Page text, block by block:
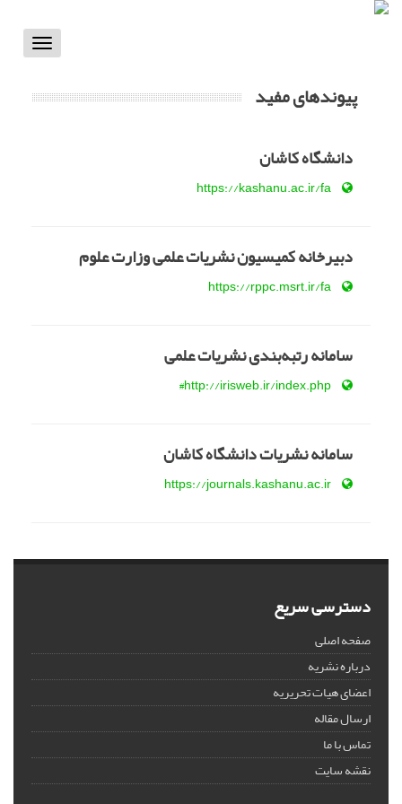
Toggle
پیوندهای مفید
دانشگاه کاشان
https://kashanu.ac.ir/fa
دبیرخانه کمیسیون نشریات علمی وزارت علوم
https://rppc.msrt.ir/fa
سامانه رتبه‌بندی نشریات علمی
http://irisweb.ir/index.php#
سامانه نشریات دانشگاه کاشان
https://journals.kashanu.ac.ir
دسترسی سریع
صفحه اصلی
درباره نشریه
اعضای هیات تحریریه
ارسال مقاله
تماس با ما
نقشه سایت